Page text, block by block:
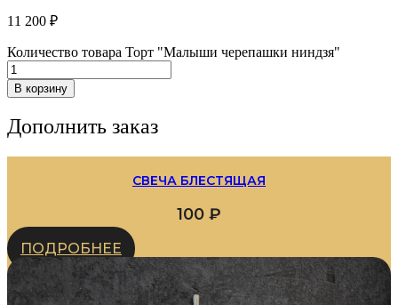
11 200 ₽
Количество товара Торт "Малыши черепашки ниндзя"
В корзину
Дополнить заказ
СВЕЧА БЛЕСТЯЩАЯ
100 ₽
ПОДРОБНЕЕ